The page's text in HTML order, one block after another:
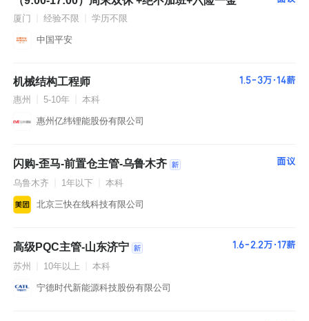
口
贵
阳
哈
尔
滨
家
厦门 经验不限 学历不限
中国平安
机械结构工程师 1.5-3万·14薪
惠州 5-10年 本科
惠州亿纬锂能股份有限公司
闪购-歪马-前置仓主管-乌鲁木齐 面议
乌鲁木齐 1年以下 本科
北京三快在线科技有限公司
高级PQC主管-山东济宁 1.6-2.2万·17薪
苏州 10年以上 本科
宁德时代新能源科技股份有限公司